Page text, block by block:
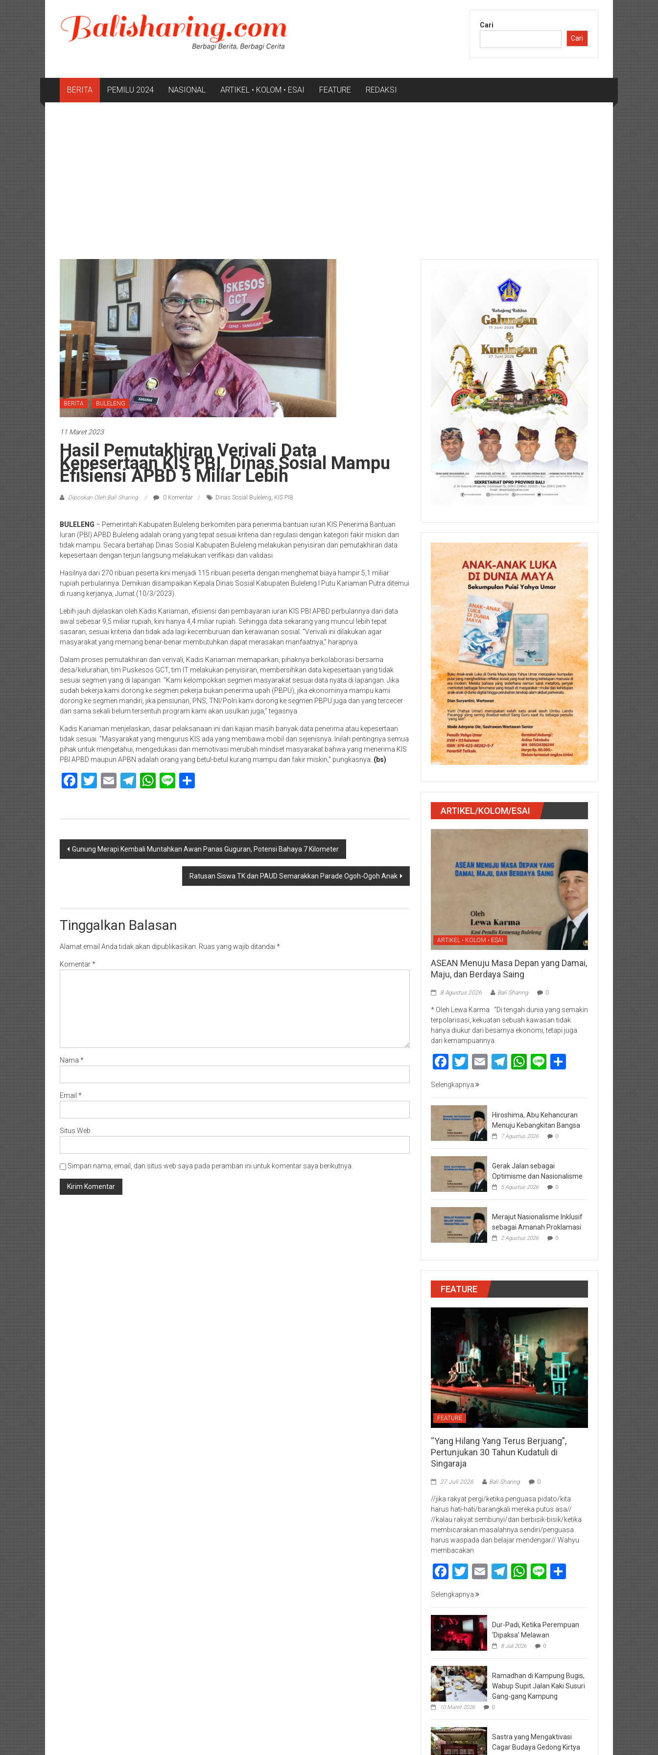
konten
Cari
Cari
BERITA PEMILU 2024 NASIONAL ARTIKEL • KOLOM • ESAI FEATURE REDAKSI
BERITA BULELENG
11 Maret 2023
Hasil Pemutakhiran Verivali Data
Kepesertaan KIS PBI, Dinas Sosial Mampu
Efisiensi APBD 5 Miliar Lebih
Diposkan Oleh:Bali Sharing 0 Komentar Dinas Sosial Buleleng, KIS PIB
BULELENG – Pemerintah Kabupaten Buleleng berkomiten para penerima bantuan iuran KIS Penerima Bantuan
Iuran (PBI) APBD Buleleng adalah orang yang tepat sesuai kriteria dan regulasi dengan kategori fakir miskin dan
tidak mampu. Secara bertahap Dinas Sosial Kabupaten Buleleng melakukan penyisiran dan pemutakhiran data
kepesertaan dengan terjun langsung melakukan verifikasi dan validasi.
Hasilnya dari 270 ribuan peserta kini menjadi 115 ribuan peserta dengan menghemat biaya hampir 5,1 miliar
rupiah perbulannya. Demikian disampaikan Kepala Dinas Sosial Kabupaten Buleleng I Putu Kariaman Putra ditemui
di ruang kerjanya, Jumat (10/3/2023).
Lebih jauh dijelaskan oleh Kadis Kariaman, efisiensi dari pembayaran iuran KIS PBI APBD perbulannya dari data
awal sebesar 9,5 miliar rupiah, kini hanya 4,4 miliar rupiah. Sehingga data sekarang yang muncul lebih tepat
sasaran, sesuai kriteria dan tidak ada lagi kecemburuan dan kerawanan sosial. ”Verivali ini dilakukan agar
masyarakat yang memang benar-benar membutuhkan dapat merasakan manfaatnya,” harapnya.
Dalam proses pemutakhiran dan verivali, Kadis Kariaman memaparkan, pihaknya berkolaborasi bersama
desa/kelurahan, tim Puskesos GCT, tim IT melakukan penyisiran, membersihkan data kepesertaan yang tidak
sesuai segmen yang di lapangan. ”Kami kelompokkan segmen masyarakat sesuai data nyata di lapangan. Jika
sudah bekerja kami dorong ke segmen pekerja bukan penerima upah (PBPU), jika ekonominya mampu kami
dorong ke segmen mandiri, jika pensiunan, PNS, TNI/Polri kami dorong ke segmen PBPU juga dan yang tercecer
dan sama sekali belum tersentuh program kami akan usulkan juga,” tegasnya.
Kadis Kariaman menjelaskan, dasar pelaksanaan ini dari kajian masih banyak data penerima atau kepesertaan
tidak sesuai. ”Masyarakat yang mengurus KIS ada yang membawa mobil dan sejenisnya. Inilah pentingnya semua
pihak untuk mengetahui, mengedukasi dan memotivasi merubah mindset masyarakat bahwa yang menerima KIS
PBI APBD maupun APBN adalah orang yang betul-betul kurang mampu dan fakir miskin,” pungkasnya. (bs)
Facebook
Twitter
EmailTelegram
WhatsApp
Line
Navigasi
Gunung Merapi Kembali Muntahkan Awan Panas Guguran, Potensi Bahaya 7 Kilometer
Ratusan Siswa TK dan PAUD Semarakkan Parade Ogoh-Ogoh Anak
Tinggalkan Balasan
Alamat email Anda tidak akan dipublikasikan. Ruas yang wajib ditandai *
Komentar*
Nama *
Email *
Situs Web
Simpan nama, email, dan situs web saya pada peramban ini untuk komentar saya berikutnya.
ARTIKEL/KOLOM/ESAI
ARTIKEL • KOLOM • ESAI
ASEAN Menuju Masa Depan yang Damai,
Maju, dan Berdaya Saing
8 Agustus 2026 Bali Sharing 0
* Oleh Lewa Karma “Di tengah dunia yang semakin
terpolarisasi, kekuatan sebuah kawasan tidak
hanya diukur dari besarnya ekonomi, tetapi juga
dari kemampuannya
Facebook
Twitter
EmailTelegram
WhatsApp
Line
Selengkapnya
Hiroshima, Abu Kehancuran
Menuju Kebangkitan Bangsa
7 Agustus 2026 0
Gerak Jalan sebagai
Optimisme dan Nasionalisme
5 Agustus 2026 0
Merajut Nasionalisme Inklusif
sebagai Amanah Proklamasi
2 Agustus 2026 0
FEATURE
FEATURE
“Yang Hilang Yang Terus Berjuang”,
Pertunjukan 30 Tahun Kudatuli di
Singaraja
27 Juli 2026 Bali Sharing 0
//jika rakyat pergi/ketika penguasa pidato/kita
harus hati-hati/barangkali mereka putus asa//
//kalau rakyat sembunyi/dan berbisik-bisik/ketika
membicarakan masalahnya sendiri/penguasa
harus waspada dan belajar mendengar// Wahyu
membacakan
Facebook
Twitter
EmailTelegram
WhatsApp
Line
Selengkapnya
Dur-Padi, Ketika Perempuan
‘Dipaksa’ Melawan
8 Juli 2026 0
Ramadhan di Kampung Bugis,
Wabup Supit Jalan Kaki Susuri
Gang-gang Kampung
10 Maret 2026 0
Sastra yang Mengaktivasi
Cagar Budaya Gedong Kirtya